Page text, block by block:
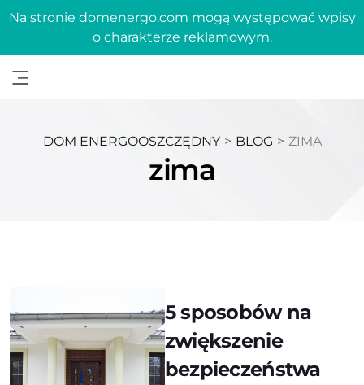
Na stronie domenergo.com mogą występować wpisy
o charakterze reklamowym.
DOM ENERGOOSZCZĘDNY > BLOG > ZIMA
zima
5 sposobów na
zwiększenie
bezpieczeństwa